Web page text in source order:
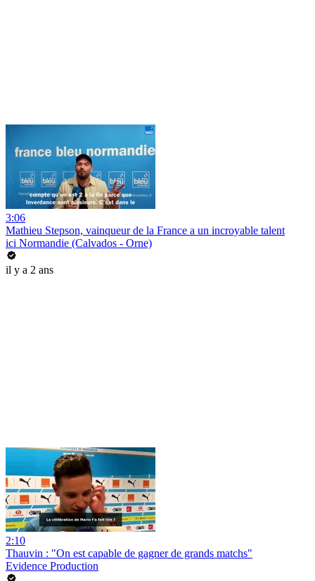
3:06
Mathieu Stepson, vainqueur de la France a un incroyable talent
ici Normandie (Calvados - Orne)
il y a 2 ans
2:10
Thauvin : "On est capable de gagner de grands matchs"
Evidence Production